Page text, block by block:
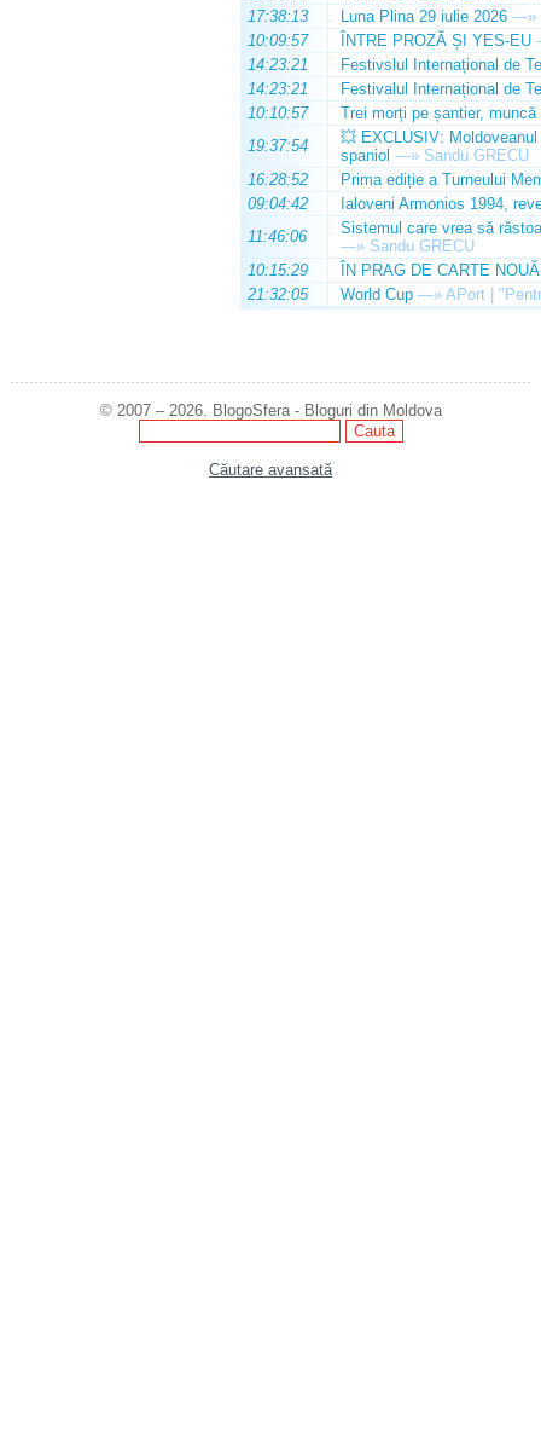
17:38:13
Luna Plina 29 iulie 2026 —»
10:09:57
ÎNTRE PROZĂ ȘI YES-EU
14:23:21
Festivslul Internațional de
14:23:21
Festivalul Internațional de
10:10:57
Trei morți pe șantier, muncă
19:37:54
💥 EXCLUSIV:
spaniol —» Sandu GRECU
16:28:52
Prima ediție a Turneului
09:04:42
Ialoveni Armonios 1994,
11:46:06
Sistemul care vrea să
—» Sandu GRECU
10:15:29
ÎN PRAG DE CARTE NOUĂ
21:32:05
World Cup —» APort |
© 2007 – 2026. BlogoSfera - Bloguri din Moldova
Căutare avansată